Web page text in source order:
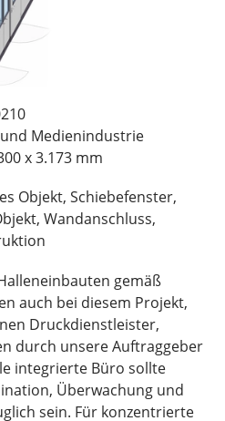
Medienindustrie
x 3.173 mm
Objekt, Schiebefenster,
Wandanschluss,
gemäß
auch bei diesem Projekt,
Druckdienstleister,
durch unsere Auftraggeber
integrierte Büro sollte
Überwachung und
sein. Für konzentrierte